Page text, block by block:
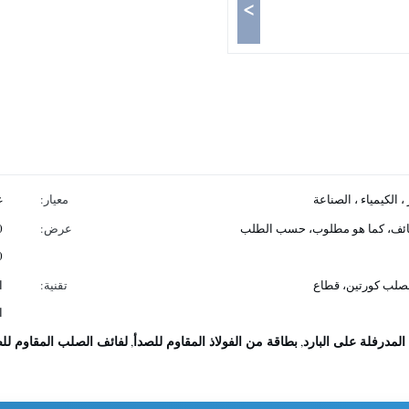
>
الكيمياء ، الصناعة معيار:
كما هو مطلوب، حسب الطلب
عرض:
كورتين، قطاع
تقنية:
على البارد,بطاقة من الفولاذ المقاوم للصدأ,لفائف الصلب المقاوم